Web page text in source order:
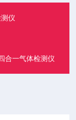
仪
合一气体检测仪